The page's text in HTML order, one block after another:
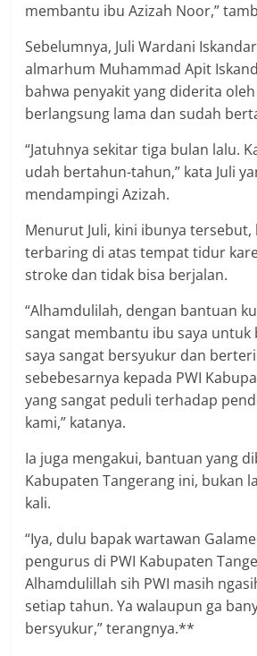
membantu ibu Azizah Noor,”
Sebelumnya, Juli Wardani
almarhum Muhammad Apit
bahwa penyakit yang diderita
berlangsung lama dan sudah
“Jatuhnya sekitar tiga bulan lalu.
udah bertahun-tahun,” kata Juli
mendampingi Azizah.
Menurut Juli, kini ibunya tersebut,
terbaring di atas tempat tidur
stroke dan tidak bisa berjalan.
“Alhamdulilah, dengan bantuan
sangat membantu ibu saya untuk
saya sangat bersyukur dan
sebebesarnya kepada PWI
yang sangat peduli terhadap
kami,” katanya.
Ia juga mengakui, bantuan yang
Kabupaten Tangerang ini, bukan
kali.
“Iya, dulu bapak wartawan
pengurus di PWI Kabupaten
Alhamdulillah sih PWI masih
setiap tahun. Ya walaupun ga
bersyukur,” terangnya.**